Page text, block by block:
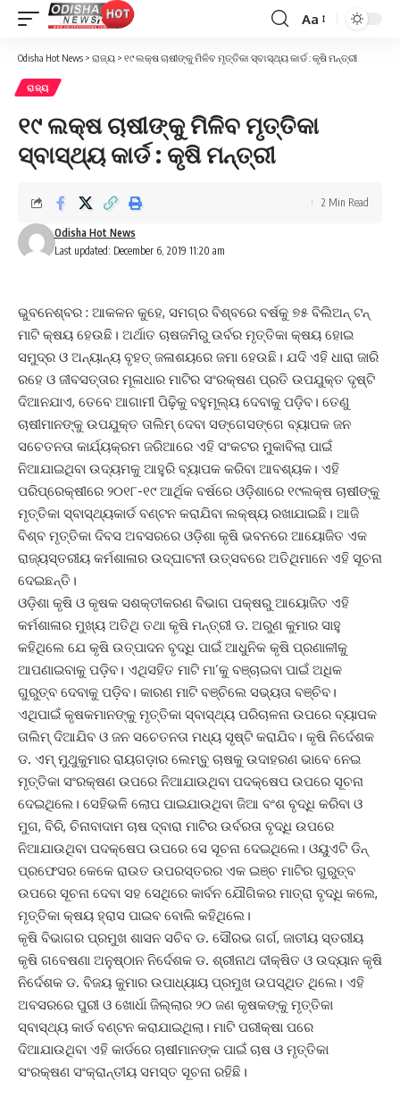
Font
Resizer
Aa
Odisha Hot News > ରାଜ୍ୟ > ୧୯ ଲକ୍ଷ ଚାଷୀଙ୍କୁ ମିଳିବ ମୃତ୍ତିକା ସ୍ବାସ୍ଥ୍ୟ କାର୍ଡ : କୃଷି ମନ୍ତ୍ରୀ
ରାଜ୍ୟ
୧୯ ଲକ୍ଷ ଚାଷୀଙ୍କୁ ମିଳିବ ମୃତ୍ତିକା
ସ୍ବାସ୍ଥ୍ୟ କାର୍ଡ : କୃଷି ମନ୍ତ୍ରୀ
Last updated: December 6, 2019 11:20 am
Odisha Hot News
2 Min Read
ଭୁବନେଶ୍ବର : ଆକଳନ କୁହେ, ସମଗ୍ର ବିଶ୍ବରେ ବର୍ଷକୁ ୭୫ ବିଲିଅନ୍‌ ଟନ୍‌
ମାଟି କ୍ଷୟ ହେଉଛି। ଅର୍ଥାତ ଚାଷଜମିରୁ ଉର୍ବର ମୃତ୍ତିକା କ୍ଷୟ ହୋଇ
ସମୁଦ୍ର ଓ ଅନ୍ୟାନ୍ୟ ବୃହତ୍ ଜଳାଶୟରେ ଜମା ହେଉଛି। ଯଦି ଏହି ଧାରା ଜାରି
ରହେ ଓ ଜୀବସତ୍ତାର ମୂଳାଧାର ମାଟିର ସଂରକ୍ଷଣ ପ୍ରତି ଉପଯୁକ୍ତ ଦୃଷ୍ଟି
ଦିଆନଯାଏ, ତେବେ ଆଗାମୀ ପିଢ଼ିକୁ ବହୁମୂଲ୍ୟ ଦେବାକୁ ପଡ଼ିବ। ତେଣୁ
ଚାଷୀମାନଙ୍କୁ ଉପଯୁକ୍ତ ତାଲିମ୍ ଦେବା ସଙ୍ଗେସଙ୍ଗେ ବ୍ୟାପକ ଜନ
ସଚେତନତା କାର୍ଯ୍ୟକ୍ରମ ଜରିଆରେ ଏହି ସଂକଟର ମୁକାବିଲା ପାଇଁ
ନିଆଯାଇଥିବା ଉଦ୍ୟମକୁ ଆହୁରି ବ୍ୟାପକ କରିବା ଆବଶ୍ୟକ। ଏହି
ପରିପ୍ରେକ୍ଷୀରେ ୨୦୧୮-୧୯ ଆର୍ଥିକ ବର୍ଷରେ ଓଡ଼ିଶାରେ ୧୯ଲକ୍ଷ ଚାଷୀଙ୍କୁ
ମୃତ୍ତିକା ସ୍ବାସ୍ଥ୍ୟକାର୍ଡ ବଣ୍ଟନ କରାଯିବା ଲକ୍ଷ୍ୟ ରଖାଯାଇଛି। ଆଜି
ବିଶ୍ବ ମୃତ୍ତିକା ଦିବସ ଅବସରରେ ଓଡ଼ିଶା କୃଷି ଭବନରେ ଆୟୋଜିତ ଏକ
ରାଜ୍ୟସ୍ତରୀୟ କର୍ମଶାଳାର ଉଦ୍‌ଘାଟନୀ ଉତ୍ସବରେ ଅତିଥିମାନେ ଏହି ସୂଚନା
ଦେଇଛନ୍ତି।
ଓଡ଼ିଶା କୃଷି ଓ କୃଷକ ସଶକ୍ତୀକରଣ ବିଭାଗ ପକ୍ଷରୁ ଆୟୋଜିତ ଏହି
କର୍ମଶାଳାର ମୁଖ୍ୟ ଅତିଥି ତଥା କୃଷି ମନ୍ତ୍ରୀ ଡ. ଅରୁଣ କୁମାର ସାହୁ
କହିଥିଲେ ଯେ କୃଷି ଉତ୍ପାଦନ ବୃଦ୍ଧି ପାଇଁ ଆଧୁନିକ କୃଷି ପ୍ରଣାଳୀକୁ
ଆ‌ପଣାଇବାକୁ ପଡ଼ିବ। ଏଥିସହିତ ମାଟି ମା’କୁ ବଞ୍ଚାଇବା ପାଇଁ ଅଧିକ
ଗୁରୁତ୍ବ ଦେବାକୁ ପଡ଼ିବ। କାରଣ ମାଟି ବଞ୍ଚିଲେ ସଭ୍ୟତା ବଞ୍ଚିବ।
ଏଥିପାଇଁ କୃଷକମାନଙ୍କୁ ମୃତ୍ତିକା ସ୍ବାସ୍ଥ୍ୟ ପରିଚାଳନା ଉପରେ ବ୍ୟାପକ
ତାଲିମ୍‌ ଦିଆଯିବ ଓ ଜନ ସଚେତନତା ମଧ୍ୟ ସୃଷ୍ଟି କରାଯିବ। କୃଷି ନିର୍ଦେଶକ
ଡ. ଏମ୍‌ ମୁଥୁକୁମାର ରାୟଗଡ଼ାର ଲେମ୍ବୁ ଚାଷକୁ ଉଦାହରଣ ଭାବେ ନେଇ
ମୃତ୍ତିକା ସଂରକ୍ଷଣ ଉପରେ ନିଆଯାଉଥିବା ପଦକ୍ଷେପ ଉପରେ ସୂଚନା
ଦେଇଥିଲେ। ସେହିଭଳି ଲୋପ ପାଇଯାଉଥିବା ଜିଆ ବଂଶ ବୃଦ୍ଧି କରିବା ଓ
ମୁଗ, ବିରି, ଚିନାବାଦାମ ଚାଷ ଦ୍ବାରା ମାଟିର ଉର୍ବରତା ବୃଦ୍ଧି ଉପରେ
ନିଆଯାଉଥିବା ପଦକ୍ଷେପ ଉପରେ ସେ ସୂଚନା ଦେଇଥିଲେ। ଓୟୁଏଟି ଡିନ୍
ପ୍ରଫେସର କେକେ ରାଉତ ଉପରସ୍ତରର ଏକ ଇଞ୍ଚ ମାଟିର ଗୁରୁତ୍ବ
ଉପରେ ସୂଚନା ଦେବା ସହ ସେଥିରେ କାର୍ବନ ଯୌଗିକର ମାତ୍ରା ବୃଦ୍ଧି କଲେ,
ମୃତ୍ତିକା କ୍ଷୟ ହ୍ରାସ ପାଇବ ବୋଲି କହିଥିଲେ।
କୃଷି ବିଭାଗର ପ୍ରମୁଖ ଶାସନ ସଚିବ ଡ. ସୌରଭ ଗର୍ଗ, ଜାତୀୟ ସ୍ତରୀୟ
କୃଷି ଗବେଷଣା ଅନୁଷ୍ଠାନ ନିର୍ଦେଶକ ଡ. ଶ୍ରୀନାଥ ଦୀକ୍ଷିତ ଓ ଉଦ୍ୟାନ କୃଷି
ନିର୍ଦେଶକ ଡ. ବିଜୟ କୁମାର ଉପାଧ୍ୟାୟ ପ୍ରମୁଖ ଉପସ୍ଥିତ ଥିଲେ। ଏହି
ଅବସରରେ ପୁରୀ ଓ ଖୋର୍ଧା ଜିଲ୍ଲାର ୨୦ ଜଣ କୃଷକଙ୍କୁ ମୃତ୍ତିକା
ସ୍ବାସ୍ଥ୍ୟ କାର୍ଡ ବଣ୍ଟନ କରାଯାଇଥିଲା। ମାଟି ପରୀକ୍ଷା ପରେ
ଦିଆଯାଉଥିବା ଏହି କାର୍ଡରେ ଚାଷୀମାନଙ୍କ ପାଇଁ ଚାଷ ଓ ମୃତ୍ତିକା
ସଂରକ୍ଷଣ ସଂକ୍ରାନ୍ତୀୟ ସମସ୍ତ ସୂଚନା ରହିଛି।